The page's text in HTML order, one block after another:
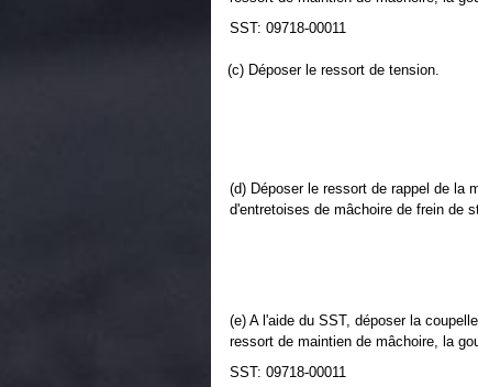
SST: 09718-00011
(c) Déposer le ressort de tension.
(d) Déposer le ressort de rappel de la
d'entretoises de mâchoire de frein de
(e) A l'aide du SST, déposer la
ressort de maintien de mâchoire, la
SST: 09718-00011